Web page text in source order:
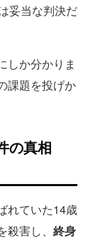
妥当な判決だ
しか分かりま
課題を投げか
の真相
れていた14歳
害し、 終身